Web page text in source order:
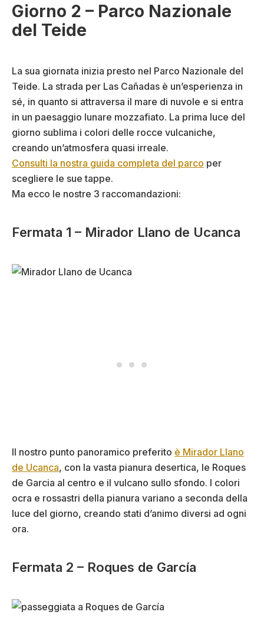
Giorno 2 – Parco Nazionale
del Teide
La sua giornata inizia presto nel Parco Nazionale del
Teide. La strada per Las Cañadas è un’esperienza in
sé, in quanto si attraversa il mare di nuvole e si entra
in un paesaggio lunare mozzafiato. La prima luce del
giorno sublima i colori delle rocce vulcaniche,
creando un’atmosfera quasi irreale.
Consulti la nostra guida completa del parco per
scegliere le sue tappe.
Ma ecco le nostre 3 raccomandazioni:
Fermata 1 – Mirador Llano de Ucanca
Il nostro punto panoramico preferito è Mirador Llano
de Ucanca, con la vasta pianura desertica, le Roques
de Garcia al centro e il vulcano sullo sfondo. I colori
ocra e rossastri della pianura variano a seconda della
luce del giorno, creando stati d’animo diversi ad ogni
ora.
Fermata 2 – Roques de García